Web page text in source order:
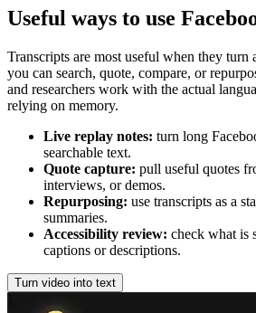
Useful ways to use
Transcripts are most useful when they turn
you can search, quote, compare, or
and researchers work with the actual
relying on memory.
Live replay notes: turn long
searchable text.
Quote capture: pull useful quotes
interviews, or demos.
Repurposing: use transcripts as a
summaries.
Accessibility review: check what is
captions or descriptions.
Turn video into text